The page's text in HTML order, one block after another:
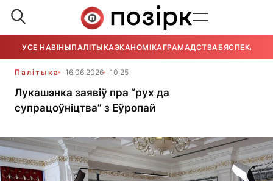
УСЕ НАВІНЫПАЛІТЫКАЭКАНОМІКАГРАМАДСТВАБЯСПЕКА
Палітыка 16.06.2026 10:25
Лукашэнка заявіў пра “рух да
супрацоўніцтва” з Еўропай